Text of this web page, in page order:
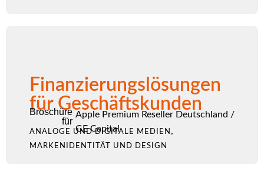
Finanzierungslösungen
für Geschäftskunden
Broschüre
für
Apple Premium Reseller Deutschland /
GE Capital
ANALOGE UND DIGITALE MEDIEN ,
MARKENIDENTITÄT UND DESIGN